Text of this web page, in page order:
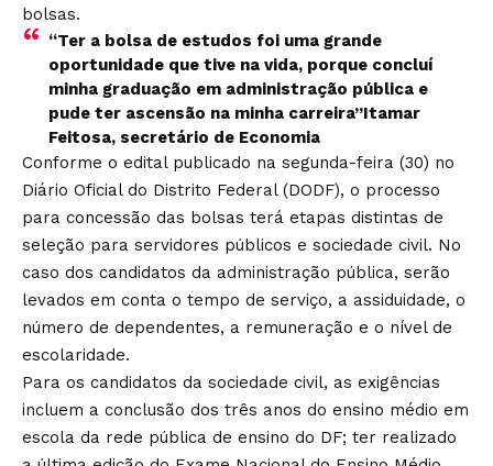
bolsas.
“Ter a bolsa de estudos foi uma grande
oportunidade que tive na vida, porque concluí
minha graduação em administração pública e
pude ter ascensão na minha carreira”Itamar
Feitosa, secretário de Economia
Conforme o edital publicado na segunda-feira (30) no
Diário Oficial do Distrito Federal (DODF), o processo
para concessão das bolsas terá etapas distintas de
seleção para servidores públicos e sociedade civil. No
caso dos candidatos da administração pública, serão
levados em conta o tempo de serviço, a assiduidade, o
número de dependentes, a remuneração e o nível de
escolaridade.
Para os candidatos da sociedade civil, as exigências
incluem a conclusão dos três anos do ensino médio em
escola da rede pública de ensino do DF; ter realizado